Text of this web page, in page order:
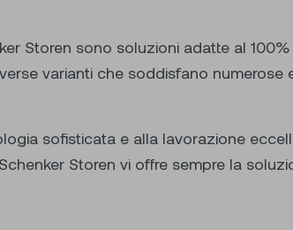
Storen sono soluzioni adatte al
varianti che soddisfano numerose
sofisticata e alla lavorazione
Storen vi offre sempre la